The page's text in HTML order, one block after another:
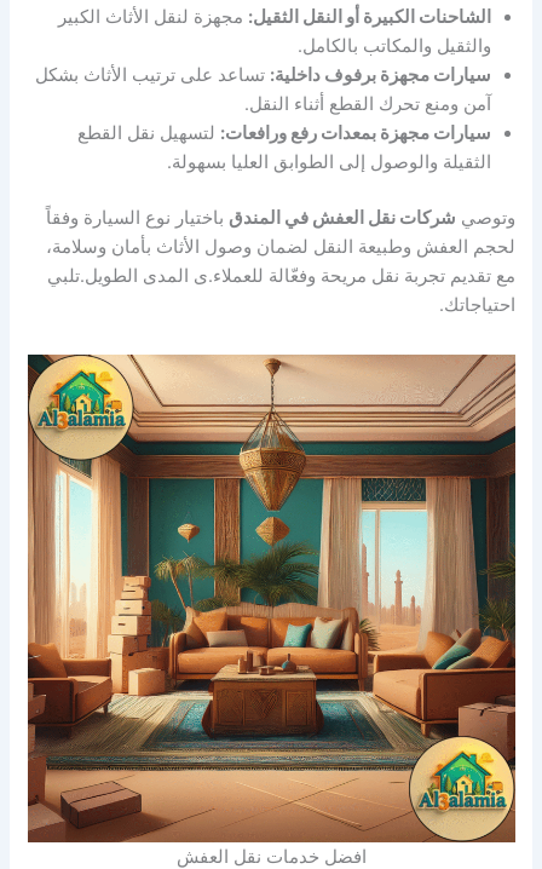
الشاحنات الكبيرة أو النقل الثقيل: مجهزة لنقل الأثاث الكبير
والثقيل والمكاتب بالكامل.
سيارات مجهزة برفوف داخلية: تساعد على ترتيب الأثاث بشكل
آمن ومنع تحرك القطع أثناء النقل.
سيارات مجهزة بمعدات رفع ورافعات: لتسهيل نقل القطع
الثقيلة والوصول إلى الطوابق العليا بسهولة.
وتوصي شركات نقل العفش في المندق باختيار نوع السيارة وفقاً
لحجم العفش وطبيعة النقل لضمان وصول الأثاث بأمان وسلامة،
مع تقديم تجربة نقل مريحة وفعّالة للعملاء.ى المدى الطويل.تلبي
احتياجاتك.
افضل خدمات نقل العفش